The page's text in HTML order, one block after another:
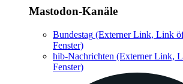
Mastodon-Kanäle
Bundestag (Externer Link, Link
Fenster)
hib-Nachrichten (Externer Link,
Fenster)